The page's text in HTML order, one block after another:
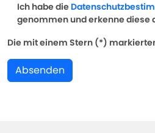
Ich habe die
genommen und erkenne diese
Die mit einem Stern (*)
Absenden